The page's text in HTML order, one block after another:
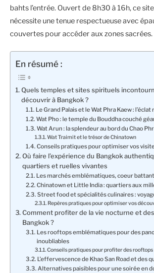
bahts l’entrée. Ouvert de 8h30 à 16h, ce
nécessite une tenue respectueuse avec
couvertes pour accéder aux zones sacrées.
En résumé :
Quels temples et sites spirituels
découvrir à Bangkok ?
Le Grand Palais et le Wat Phra Kaew :
Wat Pho : le temple du Bouddha couché
Wat Arun : la splendeur au bord du Chao
Wat Traimit et le trésor de Chinatown
Conseils pratiques pour optimiser vos
Où faire l’expérience du Bangkok
quartiers et ruelles vivantes
Les marchés emblématiques, coeur
Chinatown et Little India : quartiers aux
Street food et spécialités culinaires :
Repères pratiques pour optimiser vos
Comment profiter de la vie nocturne et
Bangkok ?
Les rooftops emblématiques pour des
inoubliables
Conseils pratiques pour profiter des rooftops
L’effervescence de Khao San Road et des
Alternatives paisibles pour une soirée en